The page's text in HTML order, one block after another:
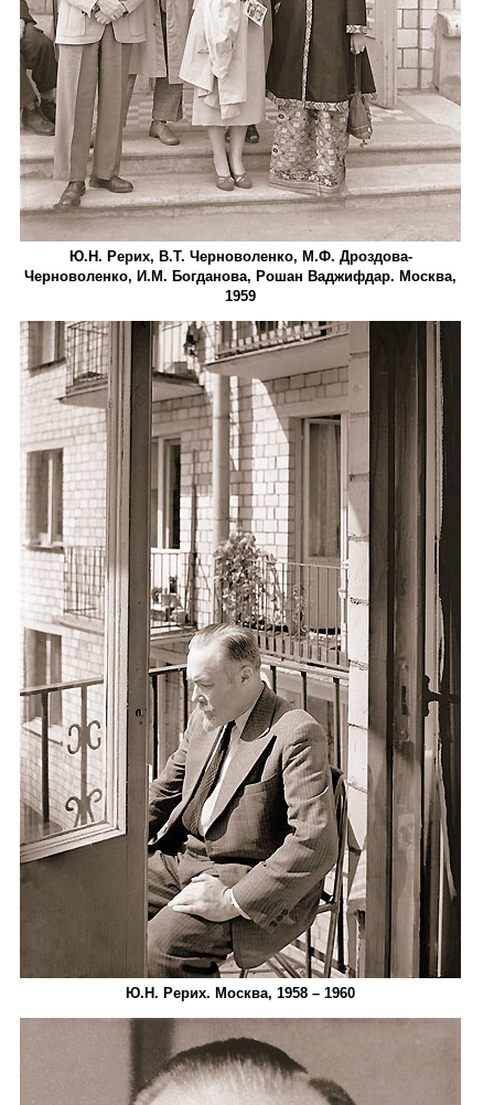
Ю.Н. Рерих, В.Т. Черноволенко, М.Ф. Дроздова­
Черноволенко, И.М. Богданова, Рошан Ваджифдар. Москва,
1959
Ю.Н. Рерих. Москва, 1958 – 1960